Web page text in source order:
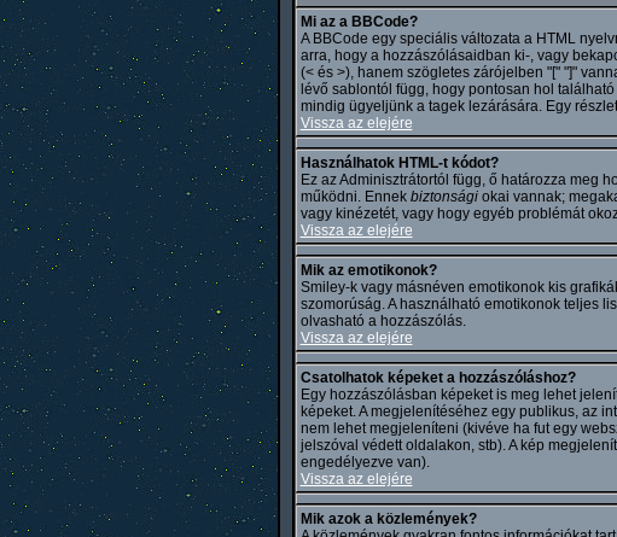
Mi az a BBCode?
A BBCode egy speciális változata a HTML
arra, hogy a hozzászólásaidban ki-, vagy
(< és >), hanem szögletes zárójelben "[" "]"
lévő sablontól függ, hogy pontosan hol
mindig ügyeljünk a tagek lezárására. Egy
Vissza az elejére
Használhatok HTML-t kódot?
Ez az Adminisztrátortól függ, ő határozza meg
működni. Ennek biztonságiokai vannak;
vagy kinézetét, vagy hogy egyéb problémát
Vissza az elejére
Mik az emotikonok?
Smiley-k vagy másnéven emotikonok kis
szomorúság. A használható emotikonok teljes
olvasható a hozzászólás.
Vissza az elejére
Csatolhatok képeket a hozzászóláshoz?
Egy hozzászólásban képeket is meg lehet
képeket. A megjelenítéséhez egy publikus, az
nem lehet megjeleníteni (kivéve ha fut egy
jelszóval védett oldalakon, stb). A kép
engedélyezve van).
Vissza az elejére
Mik azok a közlemények?